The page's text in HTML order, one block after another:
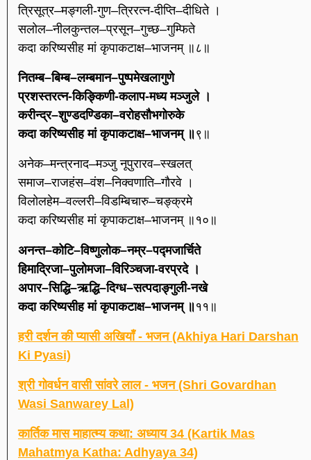
त्रिसूत्र–मङ्गली-गुण–त्रिरत्न-दीप्ति–दीधिते ।
सलोल–नीलकुन्तल–प्रसून–गुच्छ–गुम्फिते
कदा करिष्यसीह मां कृपाकटाक्ष–भाजनम् ॥८॥
नितम्ब–बिम्ब–लम्बमान–पुष्पमेखलागुणे
प्रशस्तरत्न-किङ्किणी-कलाप-मध्य मञ्जुले ।
करीन्द्र–शुण्डदण्डिका–वरोहसौभगोरुके
कदा करिष्यसीह मां कृपाकटाक्ष–भाजनम् ॥ ९॥
अनेक–मन्त्रनाद–मञ्जु नूपुरारव–स्खलत्
समाज–राजहंस–वंश–निक्वणाति–गौरवे ।
विलोलहेम–वल्लरी–विडम्बिचारु–चङ्क्रमे
कदा करिष्यसीह मां कृपाकटाक्ष–भाजनम् ॥१०॥
अनन्त–कोटि–विष्णुलोक–नम्र–पद्मजार्चिते
हिमाद्रिजा–पुलोमजा–विरिञ्चजा-वरप्रदे ।
अपार–सिद्धि–ऋद्धि–दिग्ध–सत्पदाङ्गुली-नखे
कदा करिष्यसीह मां कृपाकटाक्ष–भाजनम् ॥ ११॥
हरी दर्शन की प्यासी अखियाँ - भजन (Akhiya Hari Darshan
Ki Pyasi)
श्री गोवर्धन वासी सांवरे लाल - भजन (Shri Govardhan
Wasi Sanwarey Lal)
कार्तिक मास माहात्म्य कथा: अध्याय 34 (Kartik Mas
Mahatmya Katha: Adhyaya 34)